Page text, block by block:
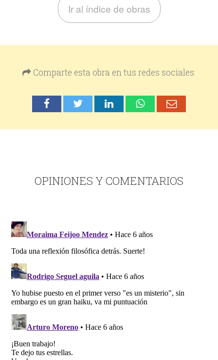
Ir al índice de obras
Comparte esta obra en tus redes sociales:
OPINIONES Y COMENTARIOS